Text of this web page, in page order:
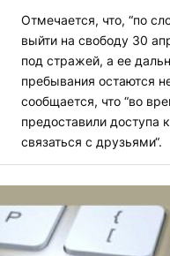
Отмечается, что, “по
выйти на свободу 30
под стражей, а ее
пребывания остаются
сообщается, что “во
предоставили доступа
связаться с друзьями“.